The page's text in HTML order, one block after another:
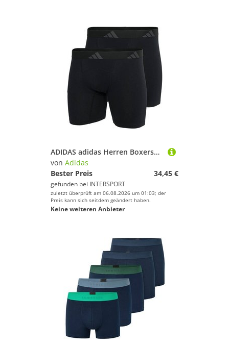
ADIDAS adidas Herren Boxershorts, 2er Pack - Ergonomic Boxer Brief 2PK, Active Flex Cotton, Logo
von Adidas
Bester Preis
34,45 €
gefunden bei INTERSPORT
zuletzt überprüft am 06.08.2026 um 01:03; der
Preis kann sich seitdem geändert haben.
Keine weiteren Anbieter